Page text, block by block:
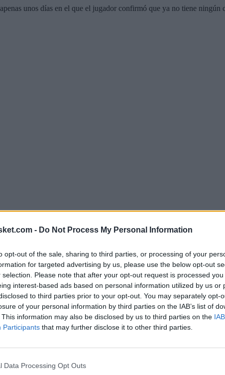
- Do Not Process My Personal Information
opt-out of the sale, sharing to third parties, or processing of your
for targeted advertising by us, please use the below opt-out
selection. Please note that after your opt-out request is processed you
interest-based ads based on personal information utilized by us or
to third parties prior to your opt-out. You may separately opt-
of your personal information by third parties on the IAB’s list of
information may also be disclosed by us to third parties on the
Participants that may further disclose it to other third parties.
Data Processing Opt Outs
unos días en el que el jugador confirmó que ya no tiene